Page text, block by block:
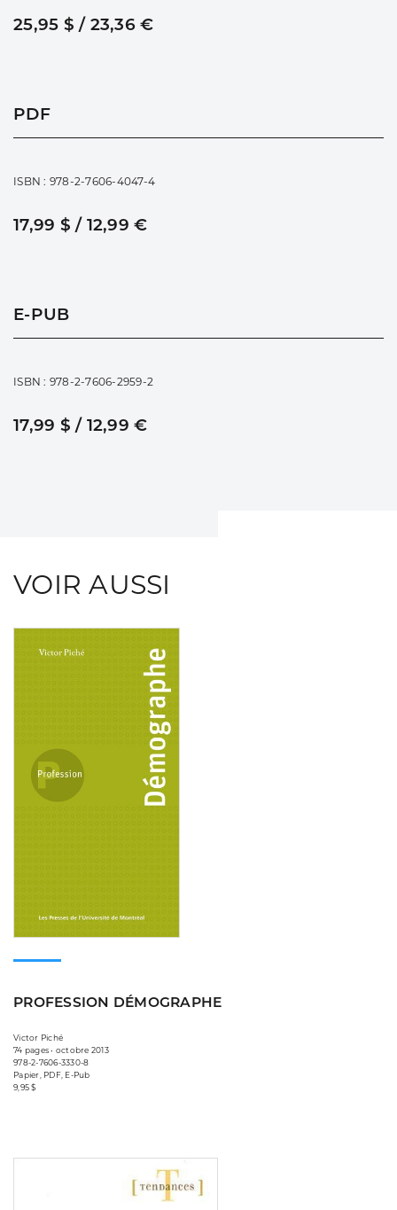
25,95 $ / 23,36 €
PDF
ISBN : 978-2-7606-4047-4
17,99 $ / 12,99 €
E-PUB
ISBN : 978-2-7606-2959-2
17,99 $ / 12,99 €
VOIR AUSSI
PROFESSION DÉMOGRAPHE
Victor Piché
74 pages • octobre 2013
978-2-7606-3330-8
Papier, PDF, E-Pub
9,95 $